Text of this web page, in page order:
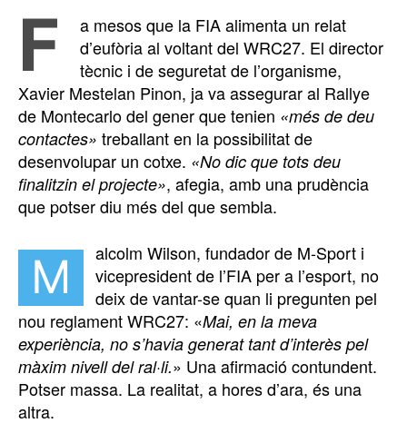
F
a mesos que la FIA alimenta un relat
d’eufòria al voltant del WRC27. El director
tècnic i de seguretat de l’organisme,
Xavier Mestelan Pinon, ja va assegurar al Rallye
de Montecarlo del gener que tenien «més de deu
contactes» treballant en la possibilitat de
desenvolupar un cotxe. «No dic que tots deu
finalitzin el projecte», afegia, amb una prudència
que potser diu més del que sembla.
M
alcolm Wilson, fundador de M-Sport i
vicepresident de l’FIA per a l’esport, no
deix de vantar-se quan li pregunten pel
nou reglament WRC27: «Mai, en la meva
experiència, no s’havia generat tant d’interès pel
màxim nivell del ral·li.» Una afirmació contundent.
Potser massa. La realitat, a hores d’ara, és una
altra.